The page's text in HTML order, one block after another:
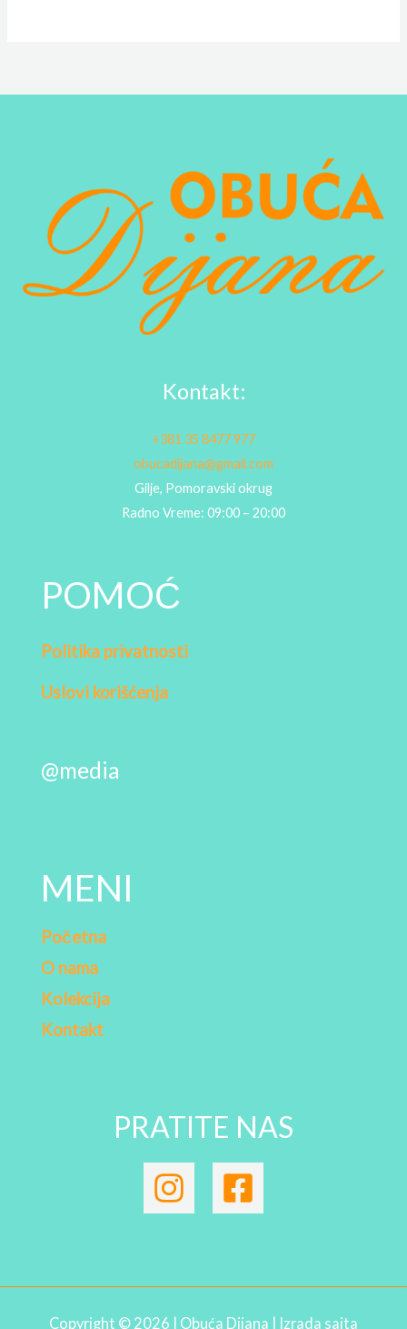
Kontakt:
+381 35 8477 977
obucadijana@gmail.com
Gilje, Pomoravski okrug
Radno Vreme: 09:00 – 20:00
POMOĆ
Politika privatnosti
Uslovi korišćenja
@media
MENI
Početna
O nama
Kolekcija
Kontakt
PRATITE NAS
Copyright © 2026 | Obuća Dijana | Izrada sajta